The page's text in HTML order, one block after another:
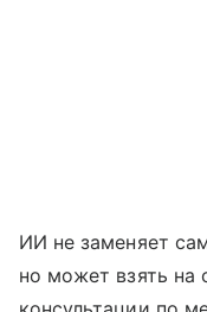
ИИ не заменяет
но может взять на